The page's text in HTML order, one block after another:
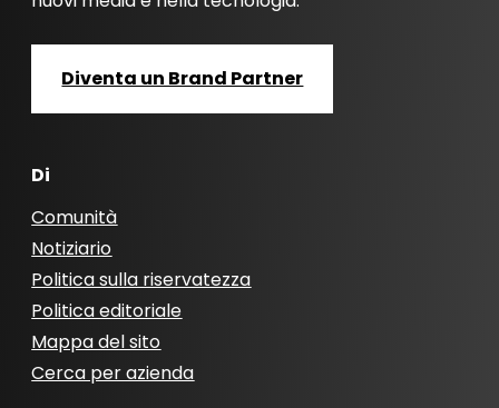
Diventa un Brand Partner
Di
Comunità
Notiziario
Politica sulla riservatezza
Politica editoriale
Mappa del sito
Cerca per azienda